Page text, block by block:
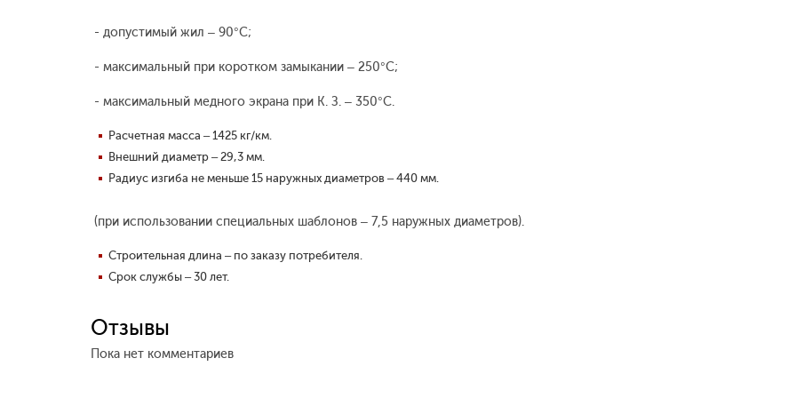
- допустимый жил – 90°С;
- максимальный при коротком замыкании – 250°С;
- максимальный медного экрана при К. З. – 350°С.
Расчетная масса – 1425 кг/км.
Внешний диаметр – 29,3 мм.
Радиус изгиба не меньше 15 наружных диаметров – 440 мм.
(при использовании специальных шаблонов – 7,5 наружных диаметров).
Строительная длина – по заказу потребителя.
Срок службы – 30 лет.
Отзывы
Пока нет комментариев